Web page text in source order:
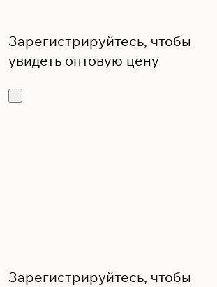
Зарегистрируйтесь, чтобы
увидеть оптовую цену
Зарегистрируйтесь, чтобы